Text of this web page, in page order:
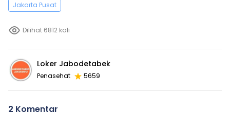
Jakarta Pusat
Dilihat 6812 kali
Loker Jabodetabek
Penasehat 5659
2 Komentar